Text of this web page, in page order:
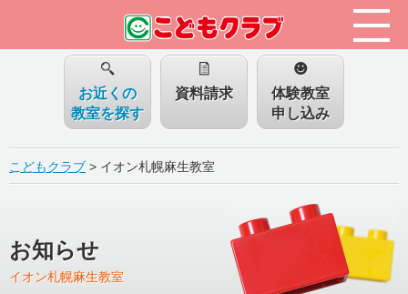
お近くの
教室を探す
資料請求
体験教室
申し込み
こどもクラブ> イオン札幌麻生教室
お知らせ
イオン札幌麻生教室